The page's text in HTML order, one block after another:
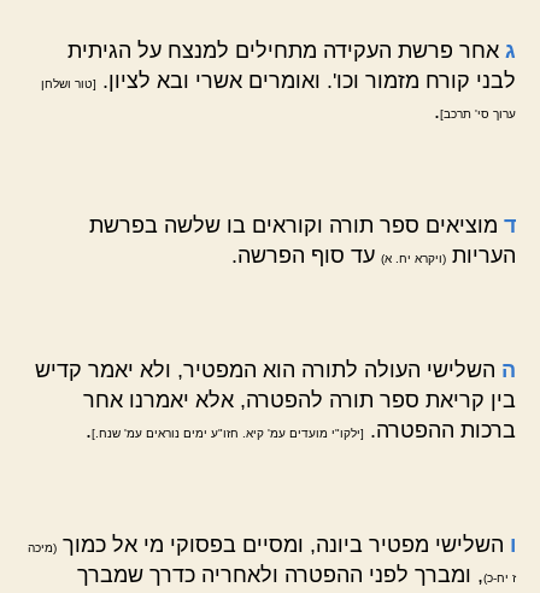
ג אחר פרשת העקידה מתחילים למנצח על הגיתית
לבני קורח מזמור וכו'. ואומרים אשרי ובא לציון.
[טור ושלחן
ערוך סי' תרכב].
ד מוציאים ספר תורה וקוראים בו שלשה בפרשת
העריות (ויקרא יח. א) עד סוף הפרשה.
ה השלישי העולה לתורה הוא המפטיר, ולא יאמר קדיש
בין קריאת ספר תורה להפטרה, אלא יאמרנו אחר
ברכות ההפטרה.
[ילקו"י מועדים עמ' קיא. חזו"ע ימים נוראים עמ' שנח.].
ו השלישי מפטיר ביונה, ומסיים בפסוקי מי אל כמוך (מיכה
ז יח-כ), ומברך לפני ההפטרה ולאחריה כדרך שמברך